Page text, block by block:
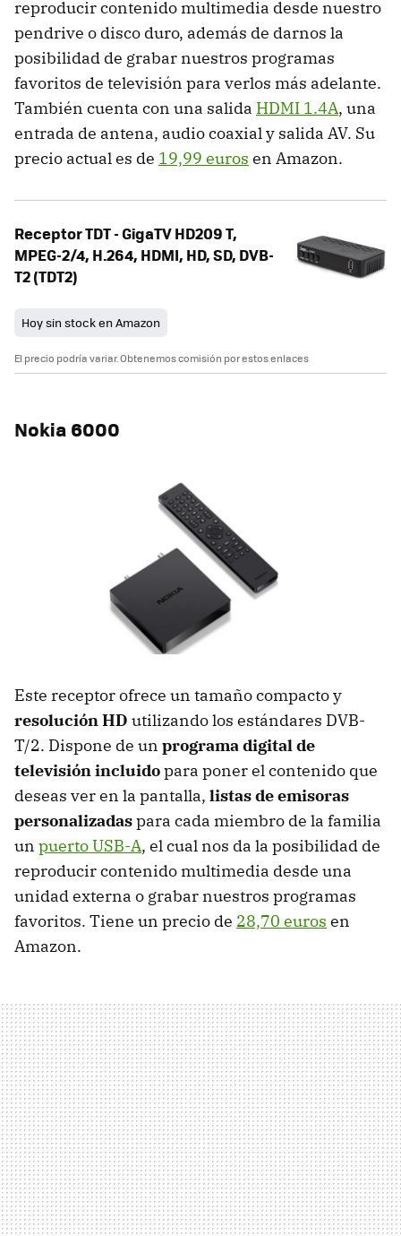
reproducir contenido multimedia desde nuestro
pendrive o disco duro, además de darnos la
posibilidad de grabar nuestros programas
favoritos de televisión para verlos más adelante.
También cuenta con una salida HDMI 1.4A, una
entrada de antena, audio coaxial y salida AV. Su
precio actual es de 19,99 euros en Amazon.
Receptor TDT - GigaTV HD209 T,
MPEG-2/4, H.264, HDMI, HD, SD, DVB-
T2 (TDT2)
Hoy sin stock en Amazon
El precio podría variar. Obtenemos comisión por estos enlaces
Nokia 6000
Este receptor ofrece un tamaño compacto y
resolución HD utilizando los estándares DVB-
T/2. Dispone de un programa digital de
televisión incluidopara poner el contenido que
deseas ver en la pantalla, listas de emisoras
personalizadaspara cada miembro de la familia
un puerto USB-A, el cual nos da la posibilidad de
reproducir contenido multimedia desde una
unidad externa o grabar nuestros programas
favoritos. Tiene un precio de 28,70 euros en
Amazon.